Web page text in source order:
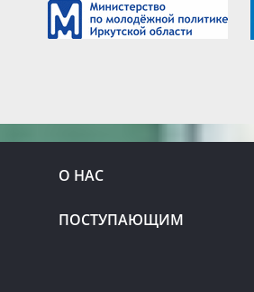
О НАС
ПОСТУПАЮЩИМ